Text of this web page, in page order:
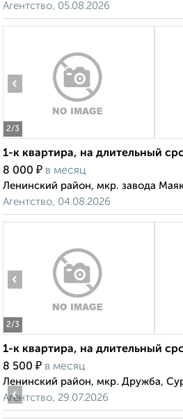
Агентство, 05.08.2026
2/3
‹
1-к квартира, на длительный
8 000 ₽ в месяц
Ленинский район, мкр. завода
Агентство, 04.08.2026
2/3
‹
1-к квартира, на длительный
8 500 ₽ в месяц
Ленинский район, мкр. Дружба,
Агентство, 29.07.2026
‹